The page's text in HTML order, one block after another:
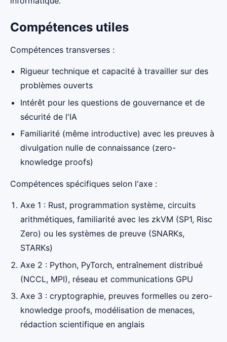
Compétences utiles
Compétences transverses :
Rigueur technique et capacité à travailler sur des
problèmes ouverts
Intérêt pour les questions de gouvernance et de
sécurité de l'IA
Familiarité (même introductive) avec les preuves à
divulgation nulle de connaissance (zero-
knowledge proofs)
Compétences spécifiques selon l'axe :
Axe 1 : Rust, programmation système, circuits
arithmétiques, familiarité avec les zkVM (SP1, Risc
Zero) ou les systèmes de preuve (SNARKs,
STARKs)
Axe 2 : Python, PyTorch, entraînement distribué
(NCCL, MPI), réseau et communications GPU
Axe 3 : cryptographie, preuves formelles ou zero-
knowledge proofs, modélisation de menaces,
rédaction scientifique en anglais